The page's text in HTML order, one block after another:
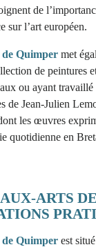
de
sur l’art européen.
de Quimper met
de peintures
ou ayant
de Jean-Julien
les œuvres
quotidienne en
ARTS
de Quimper est